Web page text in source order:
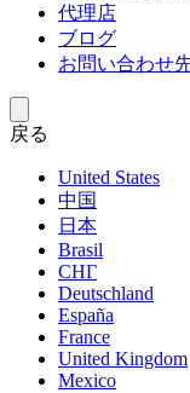
代理店
ブログ
お問い合わせ
戻る
United States
中国
日本
Brasil
СНГ
Deutschland
España
France
United Kingdom
Mexico